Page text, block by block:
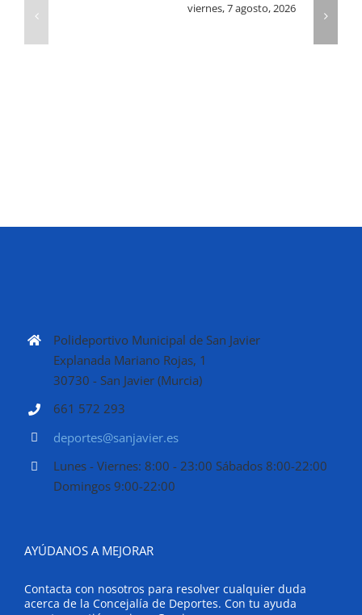
viernes, 7 agosto, 2026
Polideportivo Municipal de San Javier
Explanada Mariano Rojas, 1
30730 - San Javier (Murcia)
661 572 293
deportes@sanjavier.es
Lunes - Viernes: 8:00 - 23:00 Sábados 8:00-22:00
Domingos 9:00-22:00
AYÚDANOS A MEJORAR
Contacta con nosotros para resolver cualquier duda
acerca de la Concejalía de Deportes. Con tu ayuda